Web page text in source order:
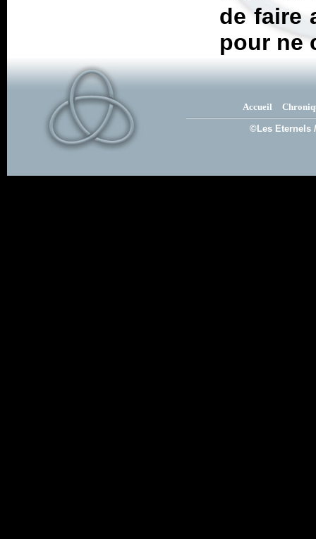
de faire
pour ne
Accueil
©Les Eternels